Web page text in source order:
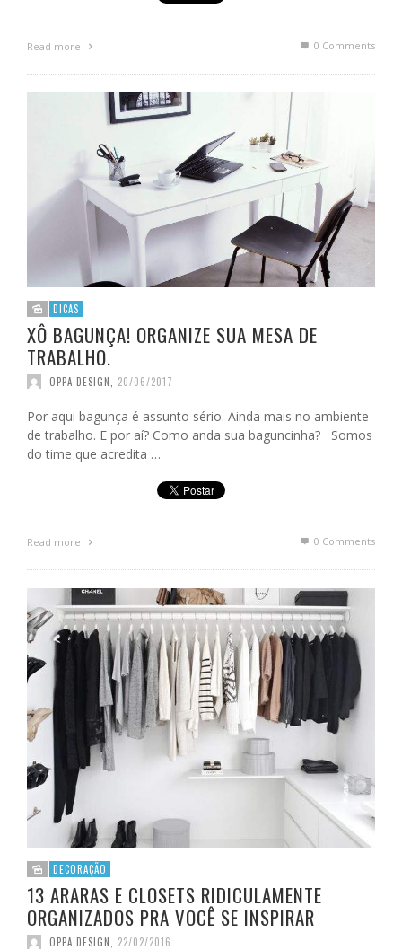
Read more 0 Comments
DICAS
XÔ BAGUNÇA! ORGANIZE SUA MESA DE
TRABALHO.
OPPA DESIGN 20/06/2017
Por aqui bagunça é assunto sério. Ainda mais no ambiente
de trabalho. E por aí? Como anda sua baguncinha? Somos
do time que acredita …
Read more 0 Comments
DECORAÇÃO
13 ARARAS E CLOSETS RIDICULAMENTE
ORGANIZADOS PRA VOCÊ SE INSPIRAR
OPPA DESIGN 22/02/2016